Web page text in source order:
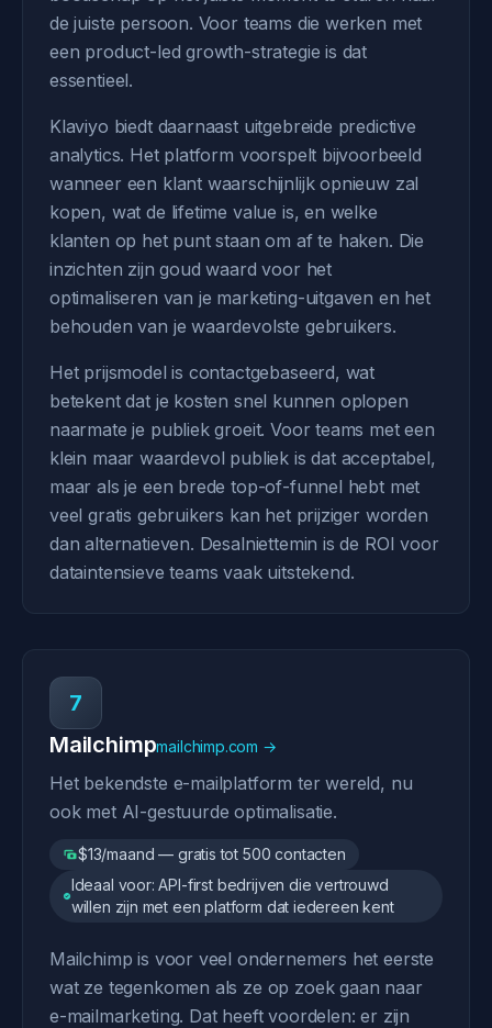
de juiste persoon. Voor teams die werken met
een product-led growth-strategie is dat
essentieel.
Klaviyo biedt daarnaast uitgebreide predictive
analytics. Het platform voorspelt bijvoorbeeld
wanneer een klant waarschijnlijk opnieuw zal
kopen, wat de lifetime value is, en welke
klanten op het punt staan om af te haken. Die
inzichten zijn goud waard voor het
optimaliseren van je marketing-uitgaven en het
behouden van je waardevolste gebruikers.
Het prijsmodel is contactgebaseerd, wat
betekent dat je kosten snel kunnen oplopen
naarmate je publiek groeit. Voor teams met een
klein maar waardevol publiek is dat acceptabel,
maar als je een brede top-of-funnel hebt met
veel gratis gebruikers kan het prijziger worden
dan alternatieven. Desalniettemin is de ROI voor
dataintensieve teams vaak uitstekend.
7
Mailchimpmailchimp.com →
Het bekendste e-mailplatform ter wereld, nu
ook met AI-gestuurde optimalisatie.
$13/maand — gratis tot 500 contacten
Ideaal voor: API-first bedrijven die vertrouwd
willen zijn met een platform dat iedereen kent
Mailchimp is voor veel ondernemers het eerste
wat ze tegenkomen als ze op zoek gaan naar
e-mailmarketing. Dat heeft voordelen: er zijn